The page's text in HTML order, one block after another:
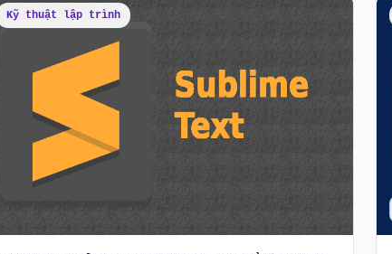
Kỹ thuật lập trình